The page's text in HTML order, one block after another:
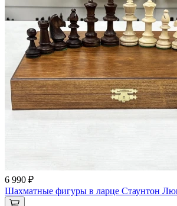
6 990 ₽
Шахматные фигуры в ларце Стаунтон